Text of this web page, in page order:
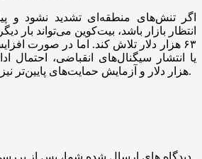
اگر تنش‌های منطقه‌ای تشدید نشود و
انتظار بازار باشد، بیت‌کوین می‌تواند بار
۶۳ هزار دلار تلاش کند. اما در صورت
هزار دلار و آزمایش حمایت‌های پایین‌تر نیز دور از انتظار نخواهد بود.
دیدگاه های ارسال شده شما، پس از